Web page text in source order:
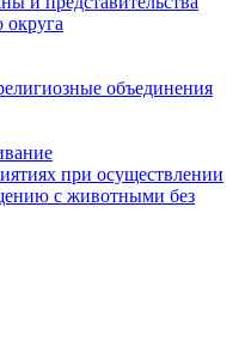
объединения
при осуществлении
с животными без